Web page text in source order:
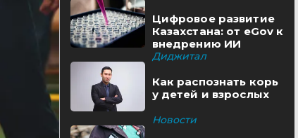
Цифровое развитие
Казахстана: от eGov к
внедрению ИИ
Диджитал
Как распознать корь
у детей и взрослых
Новости